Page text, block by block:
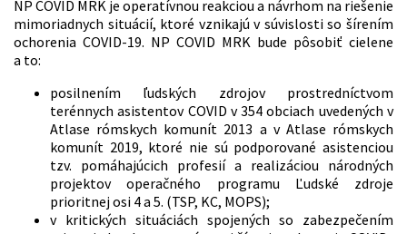
NP COVID MRK je operatívnou reakciou a návrhom na riešenie
mimoriadnych situácií, ktoré vznikajú v súvislosti so šírením
ochorenia COVID-19. NP COVID MRK bude pôsobiť cielene
a to:
posilnením ľudských zdrojov prostredníctvom
terénnych asistentov COVID v 354 obciach uvedených v
Atlase rómskych komunít 2013 a v Atlase rómskych
komunít 2019, ktoré nie sú podporované asistenciou
tzv. pomáhajúcich profesií a realizáciou národných
projektov operačného programu Ľudské zdroje
prioritnej osi 4 a 5. (TSP, KC, MOPS);
v kritických situáciách spojených so zabezpečením